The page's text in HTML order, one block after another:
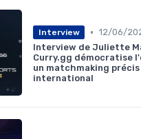
Interview • 12/06/
Interview de Juliette
Curry.gg démocratise
un matchmaking
international